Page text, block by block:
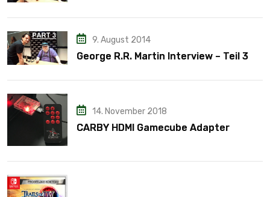
CARBY HDMI Gamecube Adapter
28. Juni 2021
Steel IV